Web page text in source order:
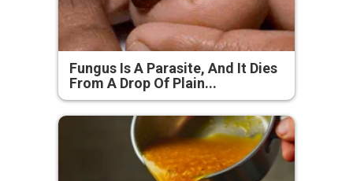
Fungus Is A Parasite, And It Dies
From A Drop Of Plain...